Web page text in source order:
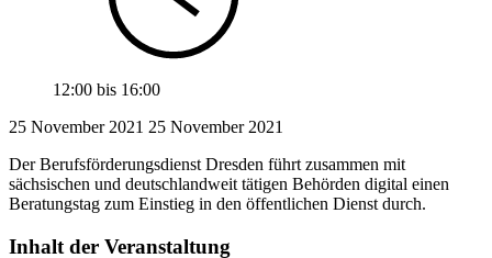
12:00 bis 16:00
25 November 2021 25 November 2021
Der Berufsförderungsdienst Dresden führt zusammen mit
sächsischen und deutschlandweit tätigen Behörden digital einen
Beratungstag zum Einstieg in den öffentlichen Dienst durch.
Inhalt der Veranstaltung